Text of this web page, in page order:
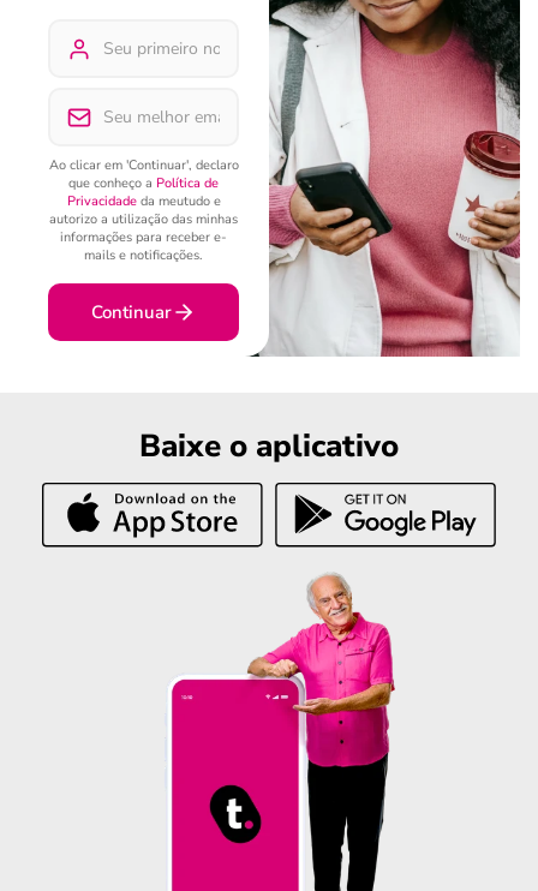
Ao clicar em 'Continuar', declaro
que conheço a Política de
Privacidadeda meutudo e
autorizo a utilização das minhas
informações para receber e-
mails e notificações.
Continuar
Baixe o aplicativo